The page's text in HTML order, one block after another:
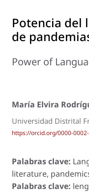
Potencia del
de
Power of
María Elvira
Universidad Distrital
https://orcid.org/0000-
Palabras clave:
literature,
Palabras clave: